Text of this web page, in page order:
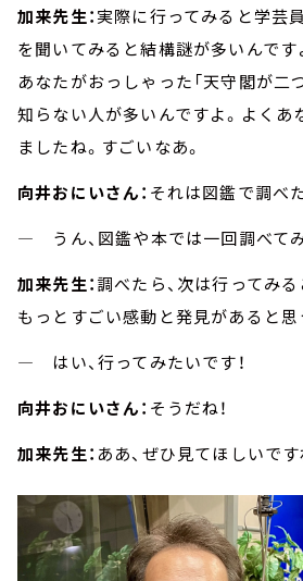
加来先生：実際に行ってみると学芸
を聞いてみると結構謎が多いんです
あなたがおっしゃった「天守閣が二
知らない人が多いんですよ。よくあ
ましたね。すごいなあ。
向井おにいさん： それは図鑑で調べ
― うん、図鑑や本では一回調べてみ
加来先生：調べたら、次は行ってみ
もっとすごい感動と発見があると思
― はい、行ってみたいです！
向井おにいさん： そうだね！
加来先生： ああ、ぜひ見てほしいです